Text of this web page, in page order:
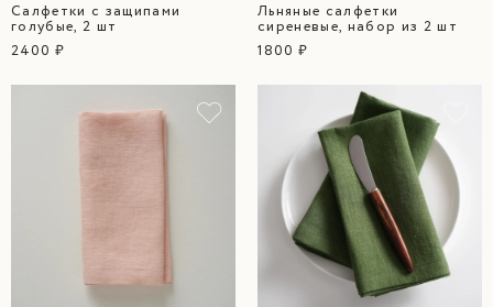
Салфетки с защипами
голубые, 2 шт
2400 ₽
Льняные салфетки
сиреневые, набор из 2 шт
1800 ₽